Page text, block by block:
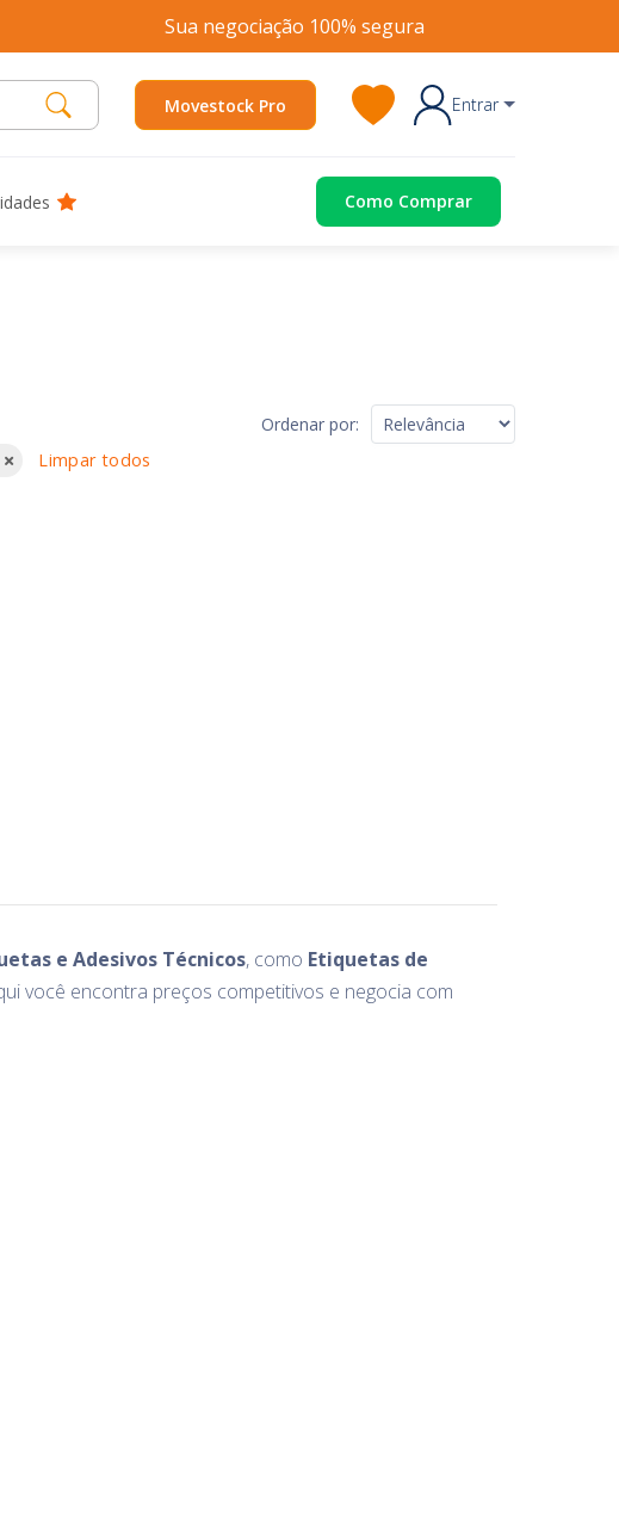
Sua negociação 100% segura
Movestock Pro Entrar
Como Comprar
Ordenar por:
Limpar todos
e Adesivos Técnicos, como Etiquetas de
você encontra preços competitivos e negocia com